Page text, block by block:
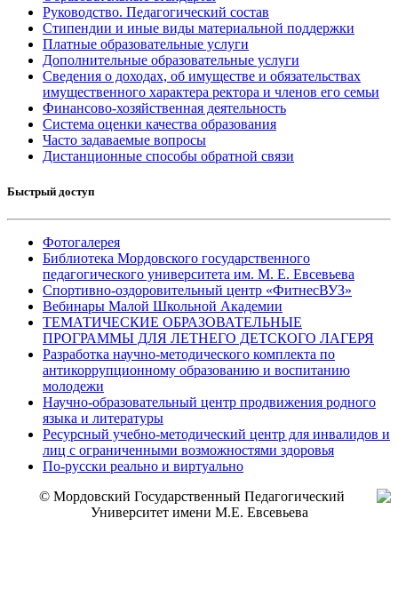
Руководство. Педагогический состав
Стипендии и иные виды материальной поддержки
Платные образовательные услуги
Дополнительные образовательные услуги
Сведения о доходах, об имуществе и обязательствах
имущественного характера ректора и членов его семьи
Финансово-хозяйственная деятельность
Система оценки качества образования
Часто задаваемые вопросы
Дистанционные способы обратной связи
Быстрый доступ
Фотогалерея
Библиотека Мордовского государственного
педагогического университета им. М. Е. Евсевьева
Спортивно-оздоровительный центр «ФитнесВУЗ»
Вебинары Малой Школьной Академии
ТЕМАТИЧЕСКИЕ ОБРАЗОВАТЕЛЬНЫЕ
ПРОГРАММЫ ДЛЯ ЛЕТНЕГО ДЕТСКОГО ЛАГЕРЯ
Разработка научно-методического комплекта по
антикоррупционному образованию и воспитанию
молодежи
Научно-образовательный центр продвижения родного
языка и литературы
Ресурсный учебно-методический центр для инвалидов и
лиц с ограниченными возможностями здоровья
По-русски реально и виртуально
© Мордовский Государственный Педагогический
Университет имени М.Е. Евсевьева